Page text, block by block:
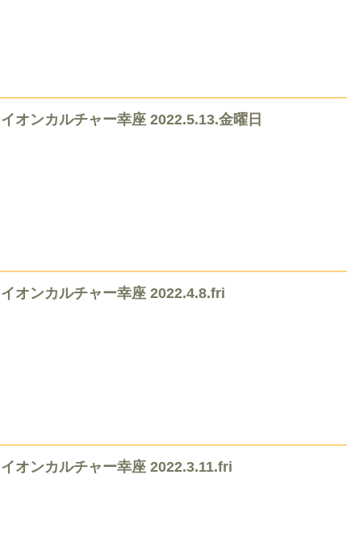
イオンカルチャー幸座 2022.5.13.金曜日
イオンカルチャー幸座 2022.4.8.fri
イオンカルチャー幸座 2022.3.11.fri